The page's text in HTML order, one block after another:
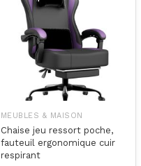
MEUBLES & MAISON
Chaise jeu ressort poche,
fauteuil ergonomique cuir
respirant